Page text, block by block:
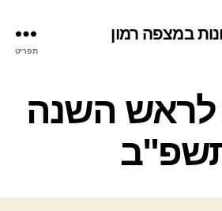
במצפה רמון
תפריט
ק
ט
ו
ר
ו
לראש השנה